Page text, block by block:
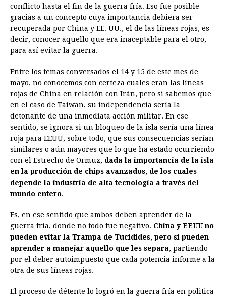
conflicto hasta el fin de la guerra fría. Eso fue posible
gracias a un concepto cuya importancia debiera ser
recuperada por China y EE. UU., el de las líneas rojas, es
decir, conocer aquello que era inaceptable para el otro,
para así evitar la guerra.
Entre los temas conversados el 14 y 15 de este mes de
mayo, no conocemos con certeza cuales eran las líneas
rojas de China en relación con Irán, pero si sabemos que
en el caso de Taiwan, su independencia sería la
detonante de una inmediata acción militar. En ese
sentido, se ignora si un bloqueo de la isla sería una línea
roja para EEUU, sobre todo, que sus consecuencias serían
similares o aún mayores que lo que ha estado ocurriendo
con el Estrecho de Ormuz, dada la importancia de la isla
en la producción de chips avanzados, de los cuales
depende la industria de alta tecnología a través del
mundo entero.
Es, en ese sentido que ambos deben aprender de la
guerra fría, donde no todo fue negativo. China y EEUU no
pueden evitar la Trampa de Tucídides, pero sí pueden
aprender a manejar aquello que les separa, partiendo
por el deber autoimpuesto que cada potencia informe a la
otra de sus líneas rojas.
El proceso de détente lo logró en la guerra fría en politica